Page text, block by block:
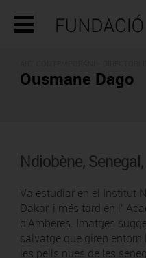
Ousmane Dago
Ndiobène,
Va estudiar en el Institut
Dakar, i més tard en l’
d’Amberes. Imatges
salvatge que giren
les pells nues de les